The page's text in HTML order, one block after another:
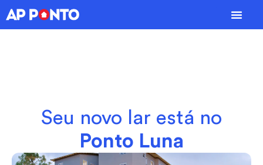
Seu novo lar está no
Ponto Luna